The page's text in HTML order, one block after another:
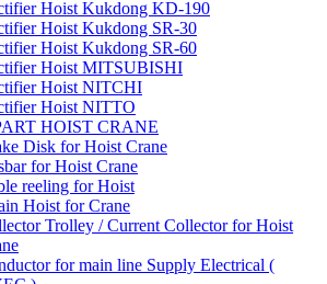
Hoist Kukdong KD-190
Hoist Kukdong SR-30
Hoist Kukdong SR-60
Hoist MITSUBISHI
Hoist NITCHI
Hoist NITTO
HOIST CRANE
Disk for Hoist Crane
for Hoist Crane
reeling for Hoist
Hoist for Crane
Trolley / Current Collector for Hoist
for main line Supply Electrical (